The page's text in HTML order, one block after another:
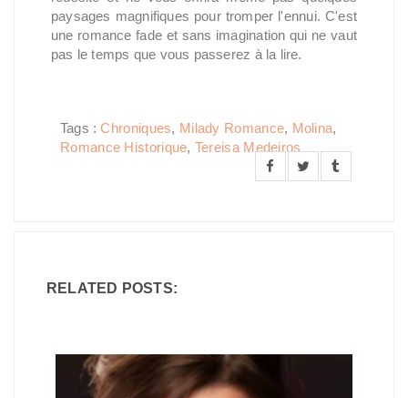
paysages magnifiques pour tromper l'ennui. C'est
une romance fade et sans imagination qui ne vaut
pas le temps que vous passerez à la lire.
Tags :Chroniques, Milady Romance, Molina,
Romance Historique, Tereisa Medeiros
RELATED POSTS: